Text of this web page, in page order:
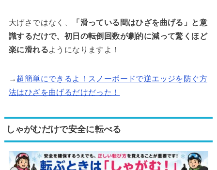
大げさではなく、
「滑っている間はひざを曲げる」と意
識するだけで、初日の転倒回数が劇的に減って驚くほど
楽に滑れるようになりますよ！
→ 超簡単にできるよ！スノーボードで逆エッジを防ぐ方
法はひざを曲げるだけだった！
しゃがむだけで安全に転べる